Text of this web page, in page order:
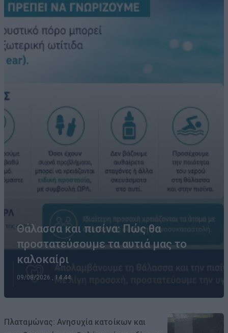
Θάλασσα και πισίνα: Πώς θα
προστατεύσουμε τα αυτιά μας το
καλοκαίρι
09/08/2026 , 14:44
Πλαταμώνας: Ανησυχία κατοίκων και